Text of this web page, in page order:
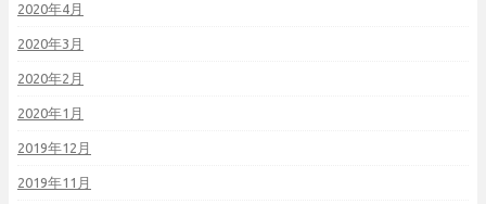
2020年4月
2020年3月
2020年2月
2020年1月
2019年12月
2019年11月